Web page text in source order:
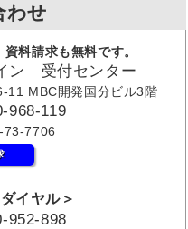
わせ
料請求も無料です。
ン 受付センター
11 MBC開発国分ビル3階
968-119
73-7706
イヤル＞
952-898